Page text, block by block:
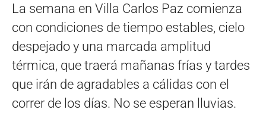
La semana en Villa Carlos Paz comienza
con condiciones de tiempo estables, cielo
despejado y una marcada amplitud
térmica, que traerá mañanas frías y tardes
que irán de agradables a cálidas con el
correr de los días. No se esperan lluvias.